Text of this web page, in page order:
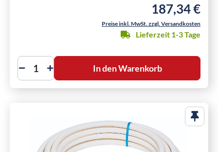
Regulärer Preis:
187,34 €
Preise inkl. MwSt. zzgl. Versandkosten
Lieferzeit 1-3 Tage
In den Warenkorb